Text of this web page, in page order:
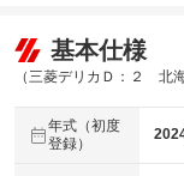
基本仕様
（三菱デリカＤ：２ 北海
年式（初度
登録）